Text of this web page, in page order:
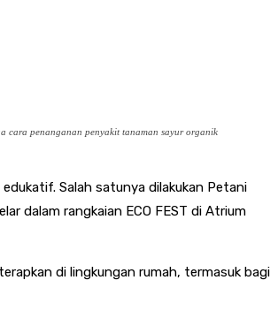
cara penanganan penyakit tanaman sayur organik
Salah satunya dilakukan Petani
dalam rangkaian ECO FEST di Atrium
di lingkungan rumah, termasuk bagi